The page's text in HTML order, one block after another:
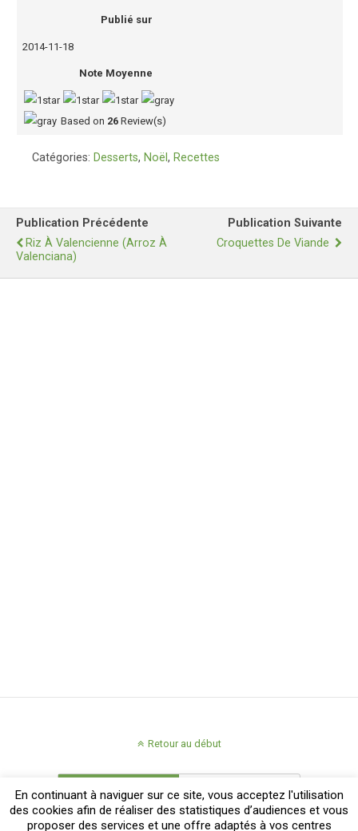
Publié sur
2014-11-18
Note Moyenne
Based on 26 Review(s)
Catégories: Desserts, Noël , Recettes
Publication Précédente
Riz À Valencienne (Arroz À
Valenciana)
Publication Suivante
Croquettes De Viande
Retour au début
En continuant à naviguer sur ce site, vous acceptez l'utilisation
des cookies afin de réaliser des statistiques d’audiences et vous
proposer des services et une offre adaptés à vos centres